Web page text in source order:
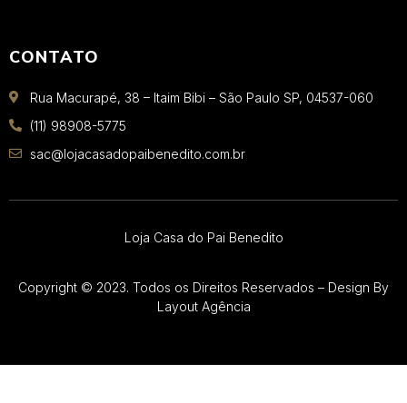
CONTATO
Rua Macurapé, 38 – Itaim Bibi – São Paulo SP, 04537-060
(11) 98908-5775
sac@lojacasadopaibenedito.com.br
Loja Casa do Pai Benedito
Copyright © 2023. Todos os Direitos Reservados – Design By
Layout Agência